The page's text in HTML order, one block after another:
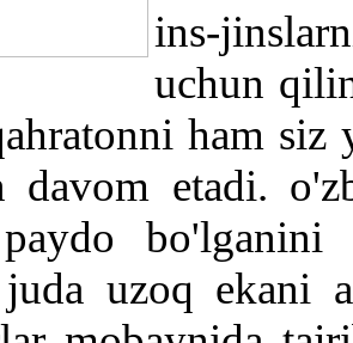
ins-
uchun
ham siz
davom etadi.
uzoq ekani